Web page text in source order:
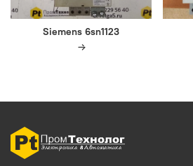
Siemens 6sn1123